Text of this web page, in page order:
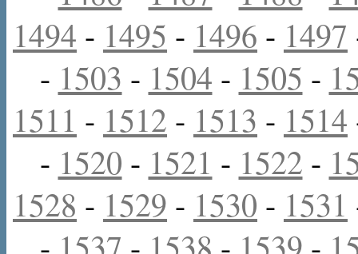
1494 - 1495 - 1496 - 1497
- 1503 - 1504 - 1505 -
1511 - 1512 - 1513 - 1514
- 1520 - 1521 - 1522 -
1528 - 1529 - 1530 - 1531